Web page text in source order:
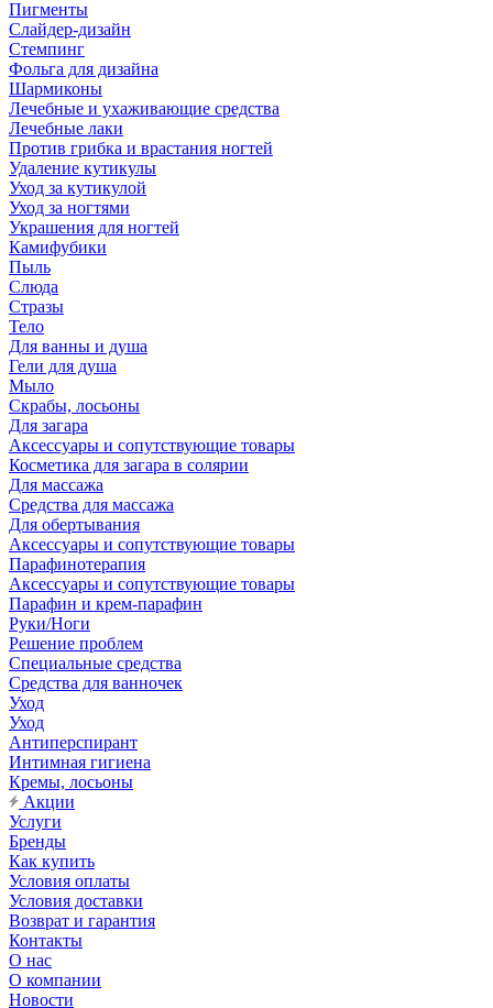
Пигменты
Слайдер-дизайн
Стемпинг
Фольга для дизайна
Шармиконы
Лечебные и ухаживающие средства
Лечебные лаки
Против грибка и врастания ногтей
Удаление кутикулы
Уход за кутикулой
Уход за ногтями
Украшения для ногтей
Камифубики
Пыль
Слюда
Стразы
Тело
Для ванны и душа
Гели для душа
Мыло
Скрабы, лосьоны
Для загара
Аксессуары и сопутствующие товары
Косметика для загара в солярии
Для массажа
Средства для массажа
Для обертывания
Аксессуары и сопутствующие товары
Парафинотерапия
Аксессуары и сопутствующие товары
Парафин и крем-парафин
Руки/Ноги
Решение проблем
Специальные средства
Средства для ванночек
Уход
Уход
Антиперспирант
Интимная гигиена
Кремы, лосьоны
Акции
Услуги
Бренды
Как купить
Условия оплаты
Условия доставки
Возврат и гарантия
Контакты
О нас
О компании
Новости